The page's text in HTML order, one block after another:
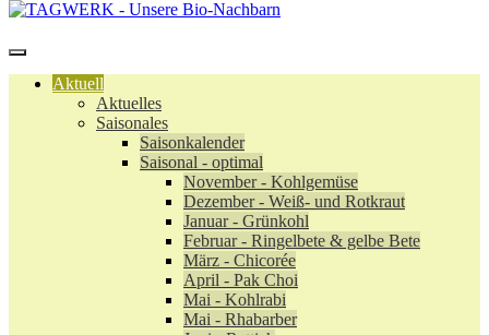
Aktuell
Aktuelles
Saisonales
Saisonkalender
Saisonal - optimal
November - Kohlgemüse
Dezember - Weiß- und Rotkraut
Januar - Grünkohl
Februar - Ringelbete & gelbe Bete
März - Chicorée
April - Pak Choi
Mai - Kohlrabi
Mai - Rhabarber